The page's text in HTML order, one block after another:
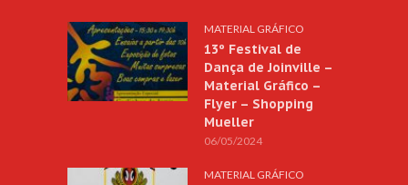
MATERIAL GRÁFICO
13º Festival de
Dança de Joinville –
Material Gráfico –
Flyer – Shopping
Mueller
06/05/2024
MATERIAL GRÁFICO